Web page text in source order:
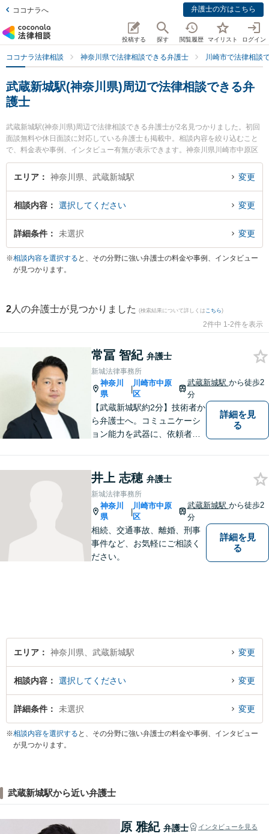
ココナラへ 弁護士の方はこちら
投稿する 探す 閲覧履歴 マイリスト ログイン
ココナラ法律相談 神奈川県で法律相談できる弁護士 川崎市で法律相談
武蔵新城駅(神奈川県)周辺で法律相談できる弁
護士
武蔵新城駅(神奈川県)周辺で法律相談できる弁護士が2名見つかりました。初回
面談無料や休日面談に対応している弁護士も掲載中。相談内容を絞り込むこと
で、料金表や事例、インタビュー有無が表示できます。神奈川県川崎市中原区
に所在する武蔵新城駅はJR南武線沿線の駅です。より多くの弁護士から探した
いときは市区町村検索や同一路線のより大きな駅も追加選択して探すと良いで
分与のトラブルを勤務先から通いやすい武蔵新城駅周辺に事務所を構える弁護
士に面談予約したい』『財産分与のトラブル解決の実績豊富な武蔵新城駅近く
の弁護士を検索したい』『初回無料で財産分与を法律相談できる武蔵新城駅付
エリア 神奈川県、武蔵新城駅 変更
相談内容 選択してください 変更
詳細条件 未選択 変更
※相談内容を選択する と、その分野に強い弁護士の料金や事例、インタビュー
が見つかります。
2 人の弁護士が見つかりました (検索結果について詳しくは こちら)
2件中 1-2件を表示
常冨 智紀 弁護士
新城法律事務所
神奈川
県
|
川崎市中原
区
武蔵新城駅 から徒歩2
分
【武蔵新城駅約2分】技術者か
ら弁護士へ。コミュニケーシ
ョン能力を武器に、依頼者さ
問題】不貞慰謝料請求／財産
分与・養育費など【相続】相
続手続は他士業と連携してワ
ンストップ解決
詳細を見
る
井上 志穂 弁護士
新城法律事務所
神奈川
県
|
川崎市中原
区
武蔵新城駅 から徒歩2
分
相続、交通事故、離婚、刑事
事件など、お気軽にご相談く
ださい。
詳細を見
る
エリア 神奈川県、武蔵新城駅 変更
相談内容 選択してください 変更
詳細条件 未選択 変更
※相談内容を選択する と、その分野に強い弁護士の料金や事例、インタビュー
が見つかります。
武蔵新城駅から近い弁護士
原 雅紀 弁護士 インタビューを見る